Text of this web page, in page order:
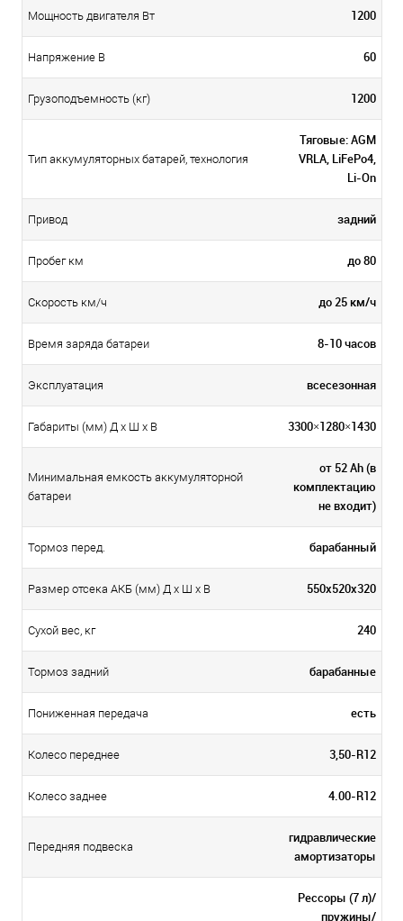
Мощность двигателя Вт 1200
Напряжение В 60
Грузоподъемность (кг) 1200
Тип аккумуляторных батарей, технология
Тяговые: AGM
VRLA, LiFePo4,
Li-On
Привод задний
Пробег км до 80
Скорость км/ч до 25 км/ч
Время заряда батареи 8-10 часов
Эксплуатация всесезонная
Габариты (мм) Д x Ш x В 3300×1280×1430
Минимальная емкость аккумуляторной
батареи
от 52 Ah (в
комплектацию
не входит)
Тормоз перед. барабанный
Размер отсека АКБ (мм) Д x Ш x В 550х520х320
Сухой вес, кг 240
Тормоз задний барабанные
Пониженная передача есть
Колесо переднее 3,50-R12
Колесо заднее 4.00-R12
Передняя подвеска
гидравлические
амортизаторы
Рессоры (7 л)/
пружины/